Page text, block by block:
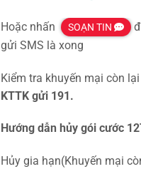
Hoặc nhấn SOẠN TIN
gửi SMS là xong
Kiểm tra khuyến mại còn
KTTK gửi 191.
Hướng dẫn hủy gói cước
Hủy gia hạn(Khuyến mại